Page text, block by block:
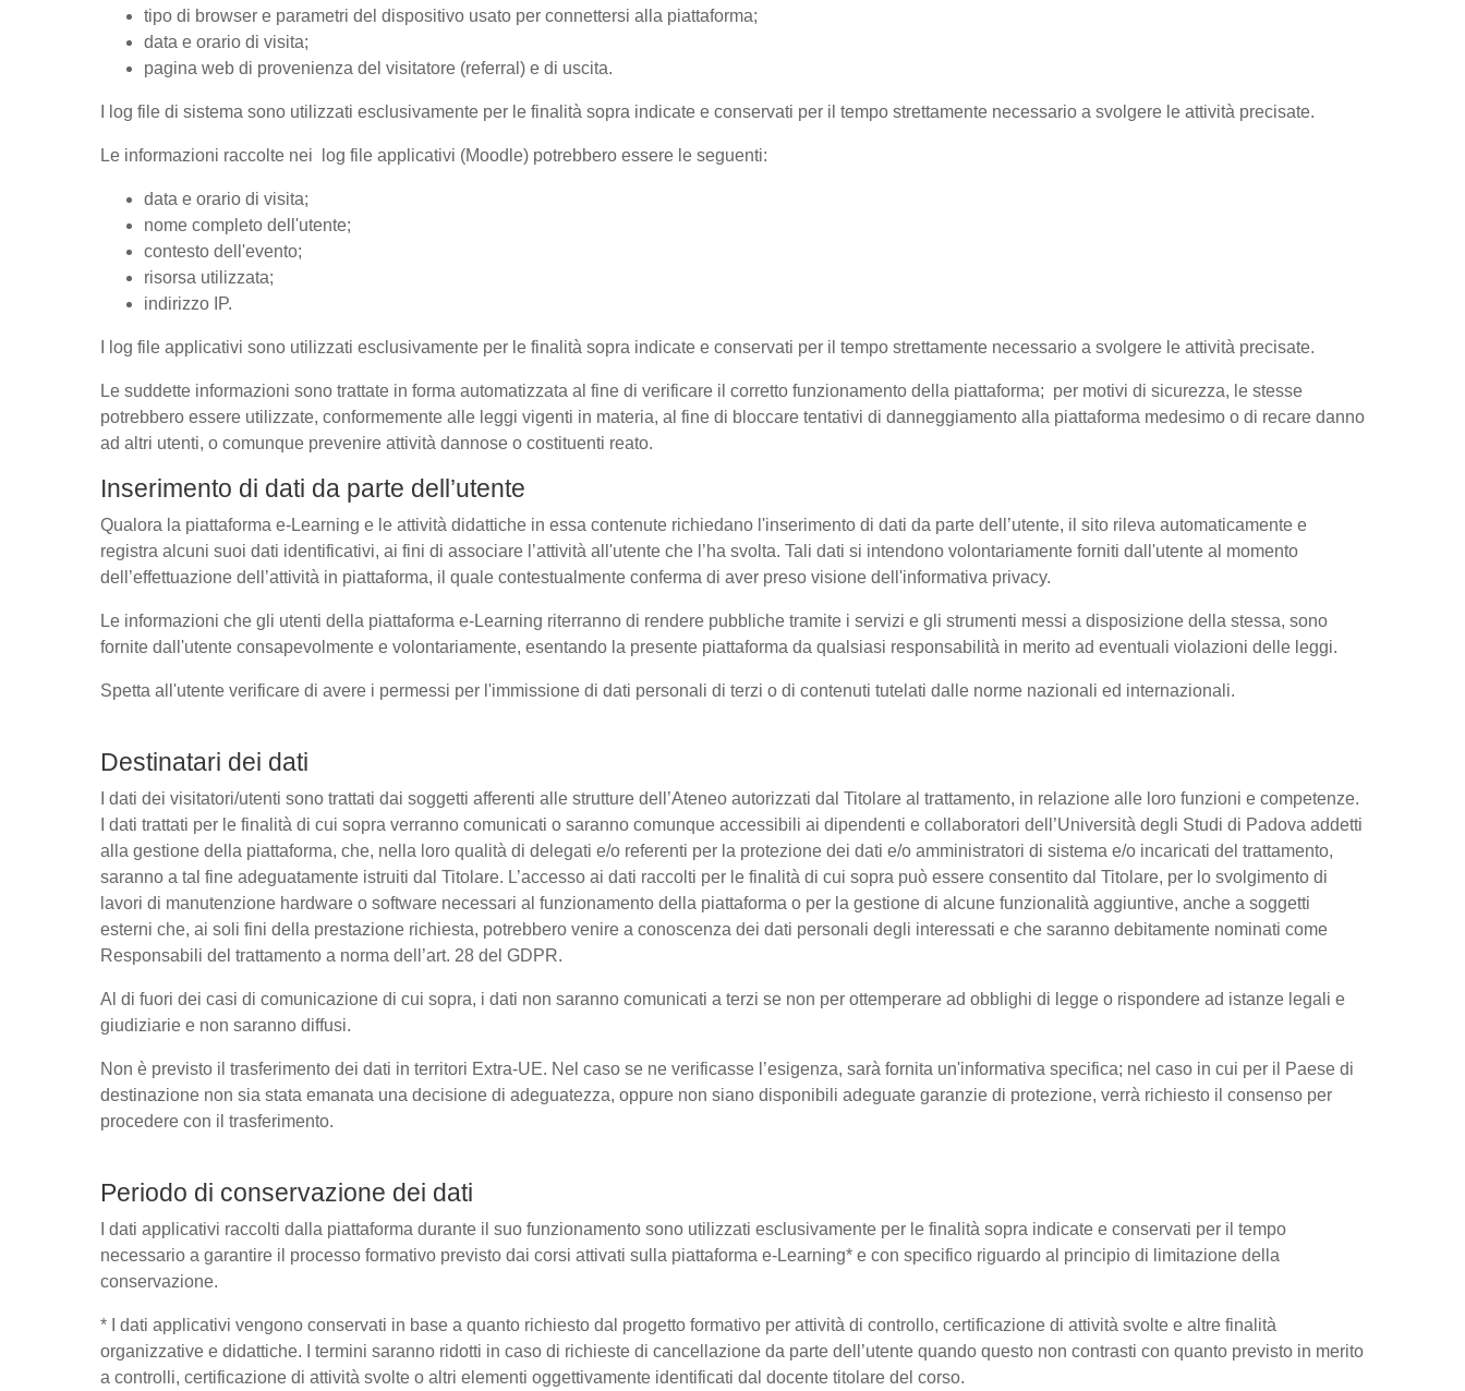
tipo di browser e parametri del dispositivo usato per connettersi alla piattaforma;
data e orario di visita;
pagina web di provenienza del visitatore (referral) e di uscita.
I log file di sistema sono utilizzati esclusivamente per le finalità sopra indicate e conservati per il tempo strettamente necessario a svolgere le attività precisate.
Le informazioni raccolte nei log file applicativi (Moodle) potrebbero essere le seguenti:
data e orario di visita;
nome completo dell'utente;
contesto dell'evento;
risorsa utilizzata;
indirizzo IP.
I log file applicativi sono utilizzati esclusivamente per le finalità sopra indicate e conservati per il tempo strettamente necessario a svolgere le attività precisate.
Le suddette informazioni sono trattate in forma automatizzata al fine di verificare il corretto funzionamento della piattaforma; per motivi di sicurezza, le stesse
potrebbero essere utilizzate, conformemente alle leggi vigenti in materia, al fine di bloccare tentativi di danneggiamento alla piattaforma medesimo o di recare danno
ad altri utenti, o comunque prevenire attività dannose o costituenti reato.
Inserimento di dati da parte dell’utente
Qualora la piattaforma e-Learning e le attività didattiche in essa contenute richiedano l'inserimento di dati da parte dell’utente, il sito rileva automaticamente e
registra alcuni suoi dati identificativi, ai fini di associare l’attività all'utente che l’ha svolta. Tali dati si intendono volontariamente forniti dall'utente al momento
dell’effettuazione dell’attività in piattaforma, il quale contestualmente conferma di aver preso visione dell'informativa privacy.
Le informazioni che gli utenti della piattaforma e-Learning riterranno di rendere pubbliche tramite i servizi e gli strumenti messi a disposizione della stessa, sono
fornite dall'utente consapevolmente e volontariamente, esentando la presente piattaforma da qualsiasi responsabilità in merito ad eventuali violazioni delle leggi.
Spetta all'utente verificare di avere i permessi per l'immissione di dati personali di terzi o di contenuti tutelati dalle norme nazionali ed internazionali.
Destinatari dei dati
I dati dei visitatori/utenti sono trattati dai soggetti afferenti alle strutture dell’Ateneo autorizzati dal Titolare al trattamento, in relazione alle loro funzioni e competenze.
I dati trattati per le finalità di cui sopra verranno comunicati o saranno comunque accessibili ai dipendenti e collaboratori dell’Università degli Studi di Padova addetti
alla gestione della piattaforma, che, nella loro qualità di delegati e/o referenti per la protezione dei dati e/o amministratori di sistema e/o incaricati del trattamento,
saranno a tal fine adeguatamente istruiti dal Titolare. L’accesso ai dati raccolti per le finalità di cui sopra può essere consentito dal Titolare, per lo svolgimento di
lavori di manutenzione hardware o software necessari al funzionamento della piattaforma o per la gestione di alcune funzionalità aggiuntive, anche a soggetti
esterni che, ai soli fini della prestazione richiesta, potrebbero venire a conoscenza dei dati personali degli interessati e che saranno debitamente nominati come
Responsabili del trattamento a norma dell’art. 28 del GDPR.
Al di fuori dei casi di comunicazione di cui sopra, i dati non saranno comunicati a terzi se non per ottemperare ad obblighi di legge o rispondere ad istanze legali e
giudiziarie e non saranno diffusi.
Non è previsto il trasferimento dei dati in territori Extra-UE. Nel caso se ne verificasse l’esigenza, sarà fornita un'informativa specifica; nel caso in cui per il Paese di
destinazione non sia stata emanata una decisione di adeguatezza, oppure non siano disponibili adeguate garanzie di protezione, verrà richiesto il consenso per
procedere con il trasferimento.
Periodo di conservazione dei dati
I dati applicativi raccolti dalla piattaforma durante il suo funzionamento sono utilizzati esclusivamente per le finalità sopra indicate e conservati per il tempo
necessario a garantire il processo formativo previsto dai corsi attivati sulla piattaforma e-Learning* e con specifico riguardo al principio di limitazione della
conservazione.
* I dati applicativi vengono conservati in base a quanto richiesto dal progetto formativo per attività di controllo, certificazione di attività svolte e altre finalità
organizzative e didattiche. I termini saranno ridotti in caso di richieste di cancellazione da parte dell’utente quando questo non contrasti con quanto previsto in merito
a controlli, certificazione di attività svolte o altri elementi oggettivamente identificati dal docente titolare del corso.